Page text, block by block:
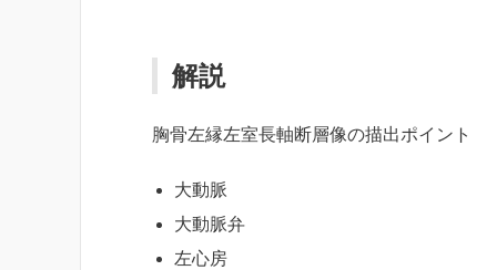
解説
胸骨左縁左室長軸断層像の描出ポイント
大動脈
大動脈弁
左心房